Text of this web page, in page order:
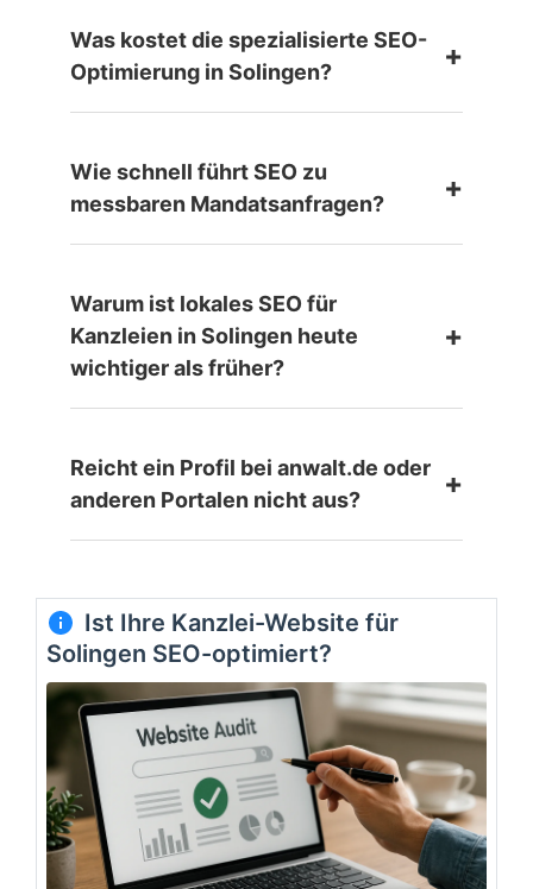
Was kostet die spezialisierte SEO-
Optimierung in Solingen?
+
Wie schnell führt SEO zu
messbaren Mandatsanfragen?
+
Warum ist lokales SEO für
Kanzleien in Solingen heute
wichtiger als früher?
+
Reicht ein Profil bei anwalt.de oder
anderen Portalen nicht aus?
+
Ist Ihre Kanzlei-Website für
Solingen SEO-optimiert?